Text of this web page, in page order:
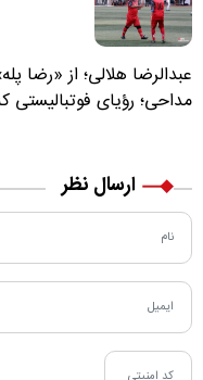
عبدالرضا هلالی؛ از «رضا
مداحی؛ رؤیای فوتبالیستی
ارسال نظر